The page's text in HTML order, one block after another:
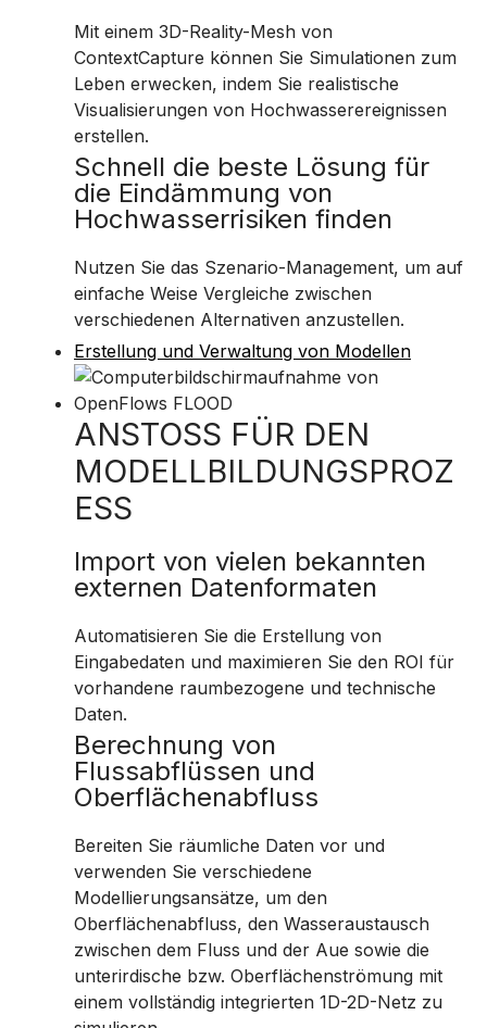
Mit einem 3D-Reality-Mesh von
ContextCapture können Sie Simulationen zum
Leben erwecken, indem Sie realistische
Visualisierungen von Hochwasserereignissen
erstellen.
Schnell die beste Lösung für
die Eindämmung von
Hochwasserrisiken finden
Nutzen Sie das Szenario-Management, um auf
einfache Weise Vergleiche zwischen
verschiedenen Alternativen anzustellen.
Erstellung und Verwaltung von Modellen
ANSTOSS FÜR DEN
MODELLBILDUNGSPROZ
ESS
Import von vielen bekannten
externen Datenformaten
Automatisieren Sie die Erstellung von
Eingabedaten und maximieren Sie den ROI für
vorhandene raumbezogene und technische
Daten.
Berechnung von
Flussabflüssen und
Oberflächenabfluss
Bereiten Sie räumliche Daten vor und
verwenden Sie verschiedene
Modellierungsansätze, um den
Oberflächenabfluss, den Wasseraustausch
zwischen dem Fluss und der Aue sowie die
unterirdische bzw. Oberflächenströmung mit
einem vollständig integrierten 1D-2D-Netz zu